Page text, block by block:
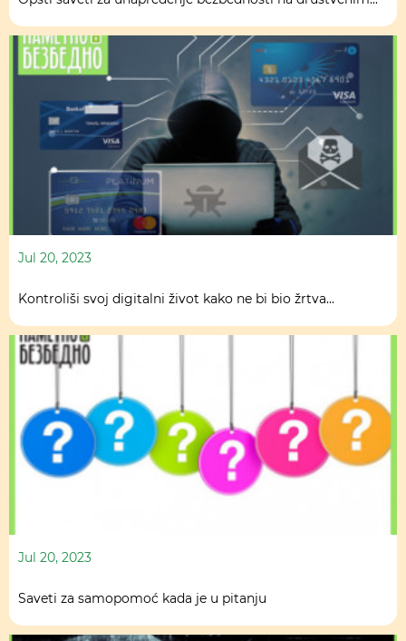
Jul 20, 2023
Kontroliši svoj digitalni život kako ne bi bio žrtva...
Jul 20, 2023
Saveti za samopomoć kada je u pitanju